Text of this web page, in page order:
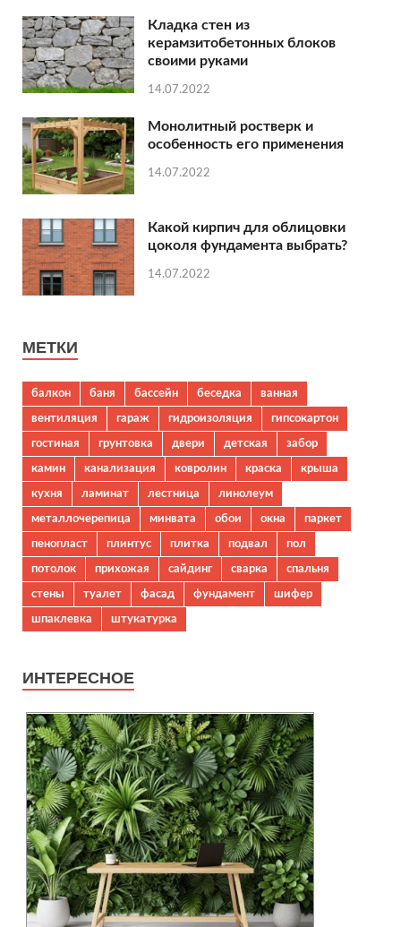
Кладка стен из
керамзитобетонных блоков
своими руками
14.07.2022
Монолитный ростверк и
особенность его применения
14.07.2022
Какой кирпич для облицовки
цоколя фундамента выбрать?
14.07.2022
МЕТКИ
балкон баня бассейн беседка
ванная
вентиляция
гараж гидроизоляция
гипсокартон
гостиная
грунтовка двери детская
забор
камин
канализация ковролин краска
крыша
кухня
ламинат лестница
линолеум
металлочерепица
минвата обои окна
паркет
пенопласт
плинтус плитка подвал
пол
потолок
прихожая сайдинг сварка
спальня
стены
туалет фасад фундамент
шифер
шпаклевка
штукатурка
ИНТЕРЕСНОЕ